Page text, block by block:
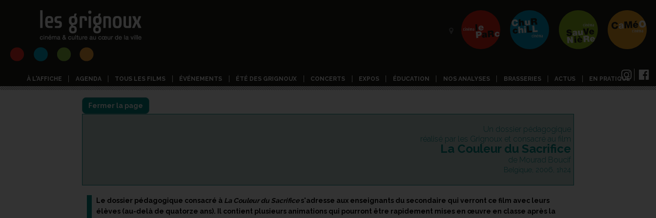
À L'AFFICHE AGENDA TOUS LES FILMS ÉVÉNEMENTS ÉTÉ DES GRIGNOUX CONCERTS EXPOS ÉDUCATION NOS ANALYSES BRASSERIES ACTUS EN PRATIQUE
Fermer la page
Un dossier pédagogique
réalisé par les Grignoux et consacré au film
La Couleur du Sacrifice
de Mourad Boucif
Belgique, 2006, 1h24
Le dossier pédagogique consacré à La Couleur du Sacrifices'adresse aux enseignants du secondaire qui verront ce film avec leurs
élèves (au-delà de quatorze ans). Il contient plusieurs animations qui pourront être rapidement mises en œuvre en classe après la